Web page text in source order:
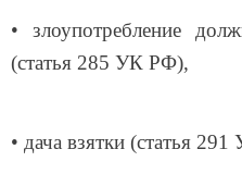
• злоупотребление
(статья 285 УК РФ),
• дача взятки (статья